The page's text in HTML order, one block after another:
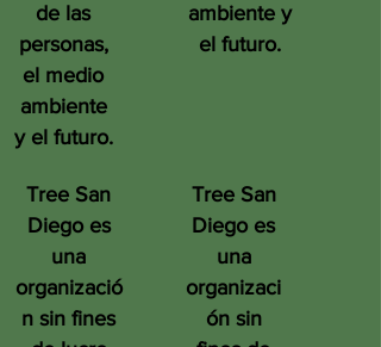
de las
personas,
el medio
ambiente
y el futuro.
Tree San
Diego es
una
organizació
n sin fines
ambiente y
el futuro.
Tree San
Diego es
una
organizaci
ón sin